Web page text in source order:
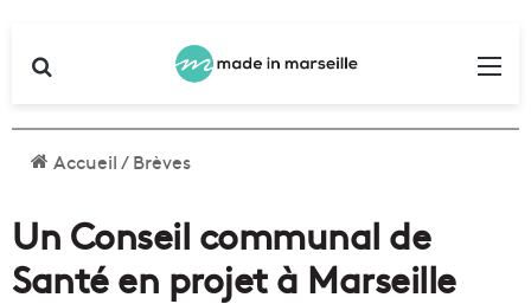
Accueil/Brèves
Un Conseil communal de
Santé en projet à Marseille